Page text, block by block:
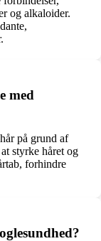
og alkaloider.
med
på grund af
styrke håret og
forhindre